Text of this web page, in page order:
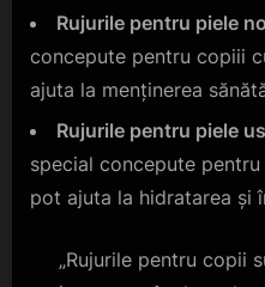
Rujurile pentru piele
concepute pentru copiii
ajuta la menținerea
Rujurile pentru piele
special concepute
pot ajuta la hidratarea și
„Rujurile pentru copii